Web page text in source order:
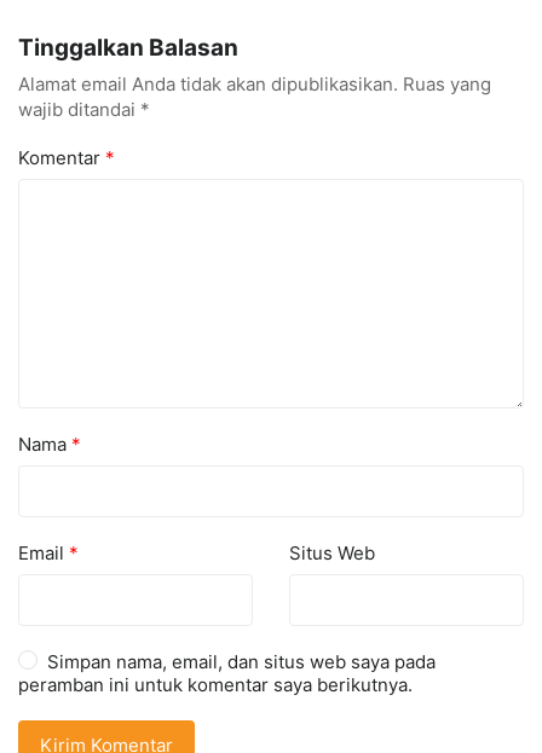
Tinggalkan Balasan
Alamat email Anda tidak akan dipublikasikan. Ruas yang
wajib ditandai *
Komentar *
Nama *
Email * Situs Web
Simpan nama, email, dan situs web saya pada
peramban ini untuk komentar saya berikutnya.